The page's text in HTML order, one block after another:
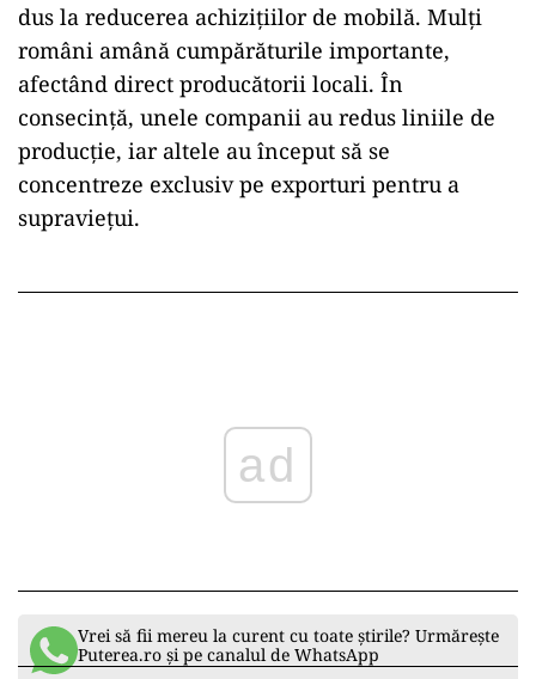
dus la reducerea achizițiilor de mobilă. Mulți
români amână cumpărăturile importante,
afectând direct producătorii locali. În
consecință, unele companii au redus liniile de
producție, iar altele au început să se
concentreze exclusiv pe exporturi pentru a
supraviețui.
ad
Vrei să fii mereu la curent cu toate știrile? Urmărește
Puterea.ro și pe canalul de WhatsApp